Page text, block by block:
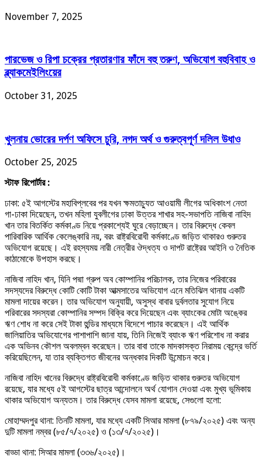
November 7, 2025
পারভেজ ও রিপা চক্রের প্রতারণার ফাঁদে বহু তরুণ, অভিযোগ বহুবিবাহ ও
ব্ল্যাকমেইলিংয়ের
October 31, 2025
খুলনায় ভোরের দর্পণ অফিসে চুরি, নগদ অর্থ ও গুরুত্বপূর্ণ দলিল উধাও
October 25, 2025
স্টাফ রিপোর্টার :
ঢাকা: ৫ই আগস্টের মহাবিপ্লবের পর যখন ক্ষমতাচ্যুত আওয়ামী লীগের অধিকাংশ নেতা
গা-ঢাকা দিয়েছেন, তখন মহিলা যুবলীগের ঢাকা উত্তর শাখার সহ-সভাপতি নাজিবা নাহিদ
খান তার বিতর্কিত কর্মকাণ্ড নিয়ে প্রকাশ্যেই ঘুরে বেড়াচ্ছেন। তার বিরুদ্ধে কেবল
পারিবারিক আর্থিক কেলেঙ্কারি নয়, বরং রাষ্ট্রবিরোধী কর্মকাণ্ডে জড়িত থাকারও গুরুতর
অভিযোগ রয়েছে। এই রহস্যময় নারী নেত্রীর ঔদ্ধত্য ও দাপট রাষ্ট্রের আইনি ও নৈতিক
কাঠামোকে উপহাস করছে।
নাজিবা নাহিদ খান, যিনি পদ্মা গ্রুপ অব কোম্পানির পরিচালক, তার নিজের পরিবারের
সদস্যদের বিরুদ্ধে কোটি কোটি টাকা আত্মসাতের অভিযোগ এনে মতিঝিল থানায় একটি
মামলা দায়ের করেন। তার অভিযোগ অনুযায়ী, অসুস্থ বাবার দুর্বলতার সুযোগ নিয়ে
পরিবারের সদস্যরা কোম্পানির সম্পদ বিক্রি করে দিয়েছেন এবং ব্যাংকের মোটা অঙ্কের
ঋণ শোধ না করে সেই টাকা হুন্ডির মাধ্যমে বিদেশে পাচার করেছেন। এই আর্থিক
জালিয়াতির অভিযোগের পাশাপাশি জানা যায়, তিনি নিজেই ব্যাংক ঋণ পরিশোধ না করার
এক অভিনব কৌশল অবলম্বন করেছেন। তার বাবা তাকে মাদকাসক্ত নিরাময় কেন্দ্রে ভর্তি
করিয়েছিলেন, যা তার ব্যক্তিগত জীবনের অন্ধকার দিকটি উন্মোচন করে।
নাজিবা নাহিদ খানের বিরুদ্ধে রাষ্ট্রবিরোধী কর্মকাণ্ডে জড়িত থাকার গুরুতর অভিযোগ
রয়েছে, যার মধ্যে ৫ই আগস্টের ছাত্র আন্দোলনে অর্থ যোগান দেওয়া এবং মুখ্য ভূমিকায়
থাকার অভিযোগ অন্যতম। তার বিরুদ্ধে যেসব মামলা রয়েছে, সেগুলো হলো:
মোহাম্মদপুর থানা: তিনটি মামলা, যার মধ্যে একটি সিআর মামলা (৮৭৯/২০২৫) এবং অন্য
দুটি মামলা নম্বর (৮৫/৭/২০২৫) ও (১৩/৭/২০২৫)।
বাড্ডা থানা: সিআর মামলা (৩৩৬/২০২৫)।